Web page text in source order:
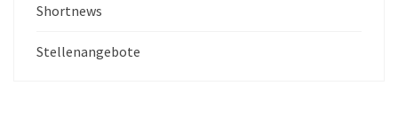
Shortnews
Stellenangebote